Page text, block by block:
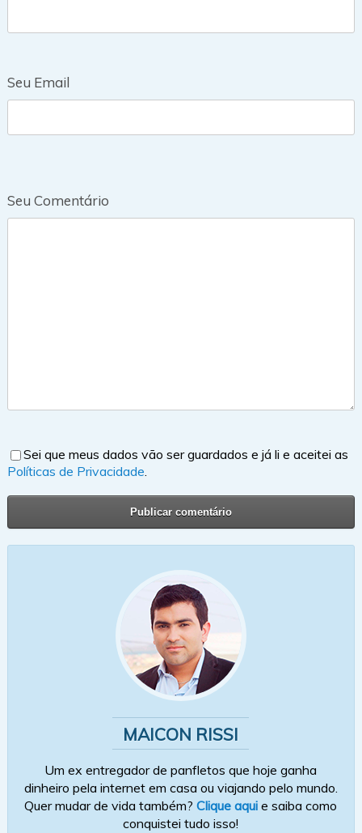
Seu Email
Seu Comentário
Sei que meus dados vão ser guardados e já li e aceitei as
Políticas de Privacidade.
MAICON RISSI
Um ex entregador de panfletos que hoje ganha
dinheiro pela internet em casa ou viajando pelo mundo.
Quer mudar de vida também?Clique aqui e saiba como
conquistei tudo isso!